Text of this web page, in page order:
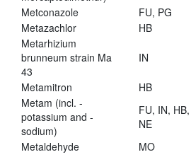
Metconazole
FU, PG
Metazachlor
HB
Metarhizium
brunneum strain Ma
43
IN
Metamitron HB
Metam (incl. -
potassium and -
sodium)
FU, IN, HB,
NE
Metaldehyde MO